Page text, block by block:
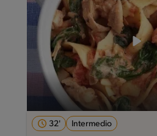
32' Intermedio